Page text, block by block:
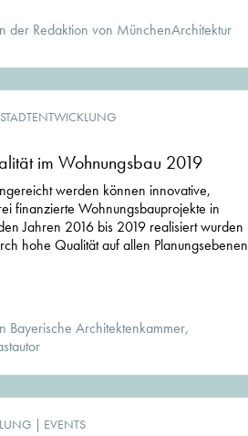
der Redaktion von MünchenArchitektur
STADTENTWICKLUNG
im Wohnungsbau 2019
werden können innovative,
finanzierte Wohnungsbauprojekte in
Jahren 2016 bis 2019 realisiert wurden
hohe Qualität auf allen Planungsebenen
Bayerische Architektenkammer,
| EVENTS